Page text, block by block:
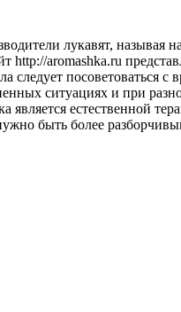
лукавят, называя
aromashka.ru
следует посоветоваться
ситуациях и при
является естественной
быть более